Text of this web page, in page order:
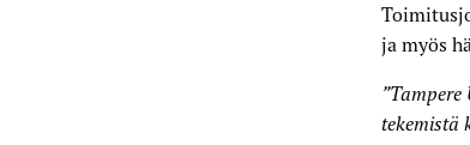
ja myös
tekemistä